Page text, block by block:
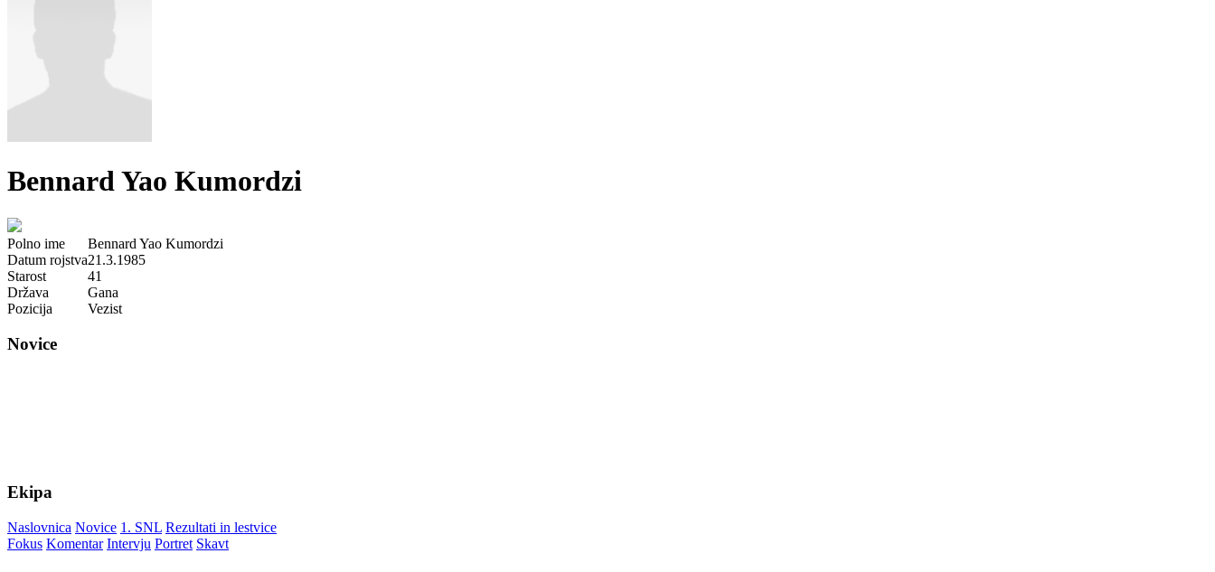
Bennard Yao Kumordzi
Polno ime
Bennard Yao Kumordzi
Datum rojstva21.3.1985
Starost
41
Država
Gana
Pozicija
Vezist
Novice
Ekipa
Naslovnica Novice 1. SNL Rezultati in lestvice
Fokus Komentar Intervju Portret Skavt